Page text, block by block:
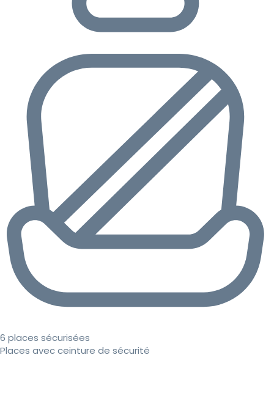
6 places sécurisées
Places avec ceinture de sécurité